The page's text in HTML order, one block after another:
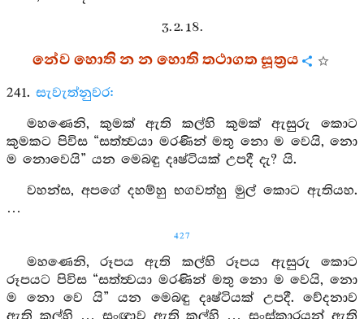
3. 2. 18.
නේව හොති න න හොති තථාගත සූත්‍රය
241. සැවැත්නුවර:
මහණෙනි, කුමක් ඇති කල්හි කුමක් ඇසුරු කොට
කුමකට පිවිස “සත්ත්‍වයා මරණින් මතු නො ම වෙයි, නො
ම නොවෙයි” යන මෙබඳු දෘෂ්ටියක් උපදී දැ? යි.
වහන්ස, අපගේ දහම්හු භගවත්හු මුල් කොට ඇතියහ.
…
427
මහණෙනි, රූපය ඇති කල්හි රූපය ඇසුරු කොට
රූපයට පිවිස “සත්ත්‍වයා මරණින් මතු නො ම වෙයි, නො
ම නො වෙ යි” යන මෙබඳු දෘෂ්ටියක් උපදී. වේදනාව